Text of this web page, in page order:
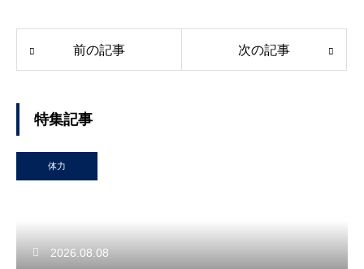
前の記事 次の記事
特集記事
体力
2026.08.08